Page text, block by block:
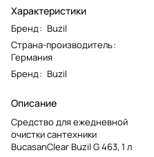
Характеристики
Бренд: Buzil
Страна-производитель:
Германия
Бренд: Buzil
Описание
Средство для ежедневной
очистки сантехники
BucasanClear Buzil G 463, 1 л